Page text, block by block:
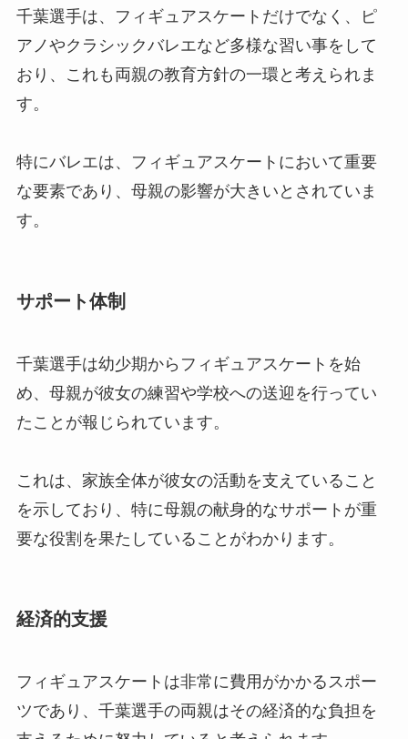
千葉選手は、フィギュアスケートだけでなく、ピ
アノやクラシックバレエなど多様な習い事をして
おり、これも両親の教育方針の一環と考えられま
す。
特にバレエは、フィギュアスケートにおいて重要
な要素であり、母親の影響が大きいとされていま
す。
サポート体制
千葉選手は幼少期からフィギュアスケートを始
め、母親が彼女の練習や学校への送迎を行ってい
たことが報じられています。
これは、家族全体が彼女の活動を支えていること
を示しており、特に母親の献身的なサポートが重
要な役割を果たしていることがわかります。
経済的支援
フィギュアスケートは非常に費用がかかるスポー
ツであり、千葉選手の両親はその経済的な負担を